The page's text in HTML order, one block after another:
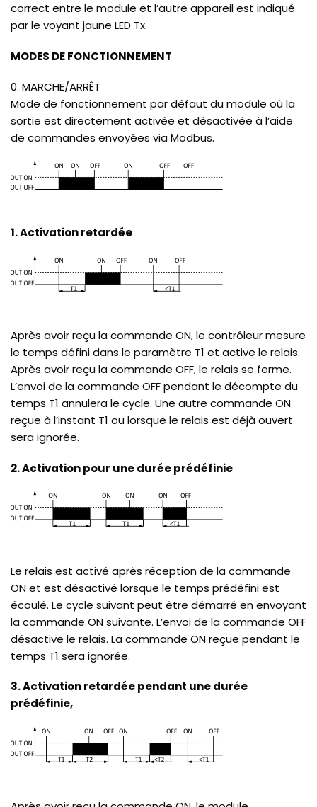
correct entre le module et l’autre appareil est indiqué
par le voyant jaune LED Tx.
MODES DE FONCTIONNEMENT
0. MARCHE/ARRÊT
Mode de fonctionnement par défaut du module où la
sortie est directement activée et désactivée à l’aide
de commandes envoyées via Modbus.
1. Activation retardée
Après avoir reçu la commande ON, le contrôleur mesure
le temps défini dans le paramètre T1 et active le relais.
Après avoir reçu la commande OFF, le relais se ferme.
L’envoi de la commande OFF pendant le décompte du
temps T1 annulera le cycle. Une autre commande ON
reçue à l’instant T1 ou lorsque le relais est déjà ouvert
sera ignorée.
2. Activation pour une durée prédéfinie
Le relais est activé après réception de la commande
ON et est désactivé lorsque le temps prédéfini est
écoulé. Le cycle suivant peut être démarré en envoyant
la commande ON suivante. L’envoi de la commande OFF
désactive le relais. La commande ON reçue pendant le
temps T1 sera ignorée.
3. Activation retardée pendant une durée
prédéfinie,